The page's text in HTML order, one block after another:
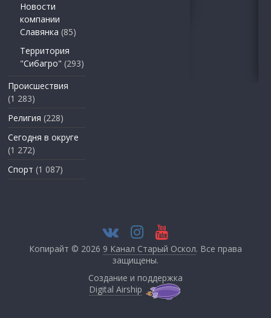
Новости
компании
Славянка (85)
Территория
"Сибагро" (293)
Происшествия
(1 283)
Религия (228)
Сегодня в округе
(1 272)
Спорт (1 087)
Копирайт © 2026 9 Канал Старый Оскол. Все права
защищены.
Создание и поддержка
Digital Airship